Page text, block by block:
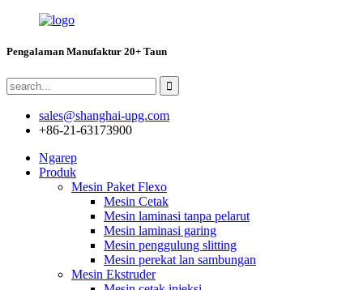
Pengalaman Manufaktur 20+ Taun
sales@shanghai-upg.com
+86-21-63173900
Ngarep
Produk
Mesin Paket Flexo
Mesin Cetak
Mesin laminasi tanpa pelarut
Mesin laminasi garing
Mesin penggulung slitting
Mesin perekat lan sambungan
Mesin Ekstruder